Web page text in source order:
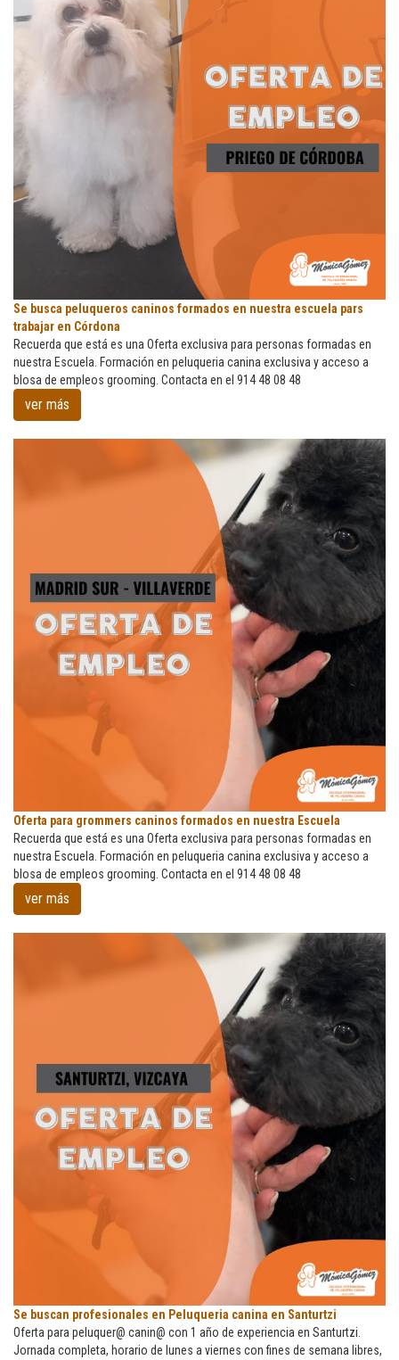
Se
busca
peluqueros
caninos
formados
Se busca peluqueros caninos formados en nuestra escuela pars
trabajar en Córdona
Recuerda que está es una Oferta exclusiva para personas formadas en
nuestra Escuela. Formación en peluqueria canina exclusiva y acceso a
blosa de empleos grooming. Contacta en el 914 48 08 48
ver más
Oferta
para
grommers
caninos
formados
Oferta para grommers caninos formados en nuestra Escuela
Recuerda que está es una Oferta exclusiva para personas formadas en
nuestra Escuela. Formación en peluqueria canina exclusiva y acceso a
blosa de empleos grooming. Contacta en el 914 48 08 48
ver más
Se
buscan
profesionales
Se buscan profesionales en Peluqueria canina en Santurtzi
Oferta para peluquer@ canin@ con 1 año de experiencia en Santurtzi.
Jornada completa, horario de lunes a viernes con fines de semana libres,